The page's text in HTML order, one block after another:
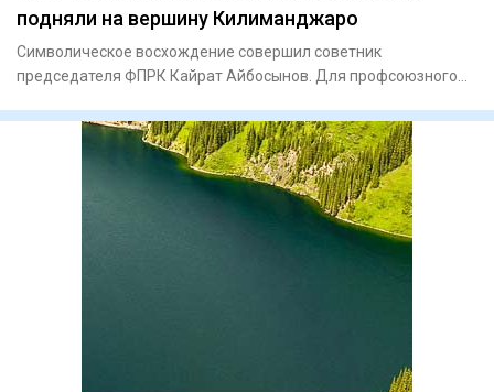
подняли на вершину Килиманджаро
Символическое восхождение совершил советник
председателя ФПРК Кайрат Айбосынов. Для профсоюзного